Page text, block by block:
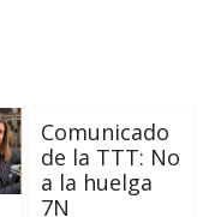
Comunicado
de la TTT: No
a la huelga
7N